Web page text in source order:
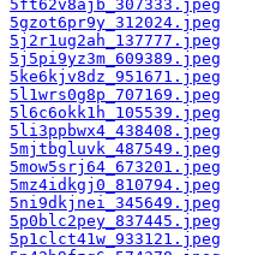
5ft62v8ajb_307333.jpeg
5gzot6pr9y_312024.jpeg
5j2r1ug2ah_137777.jpeg
5j5pi9yz3m_609389.jpeg
5ke6kjv8dz_951671.jpeg
5l1wrs0g8p_707169.jpeg
5l6c6okk1h_105539.jpeg
5li3ppbwx4_438408.jpeg
5mjtbgluvk_487549.jpeg
5mow5srj64_673201.jpeg
5mz4idkgj0_810794.jpeg
5ni9dkjnei_345649.jpeg
5p0blc2pey_837445.jpeg
5p1clct41w_933121.jpeg